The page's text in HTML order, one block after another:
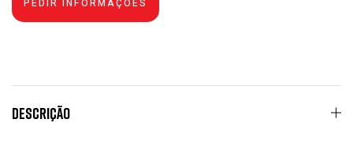
Descrição